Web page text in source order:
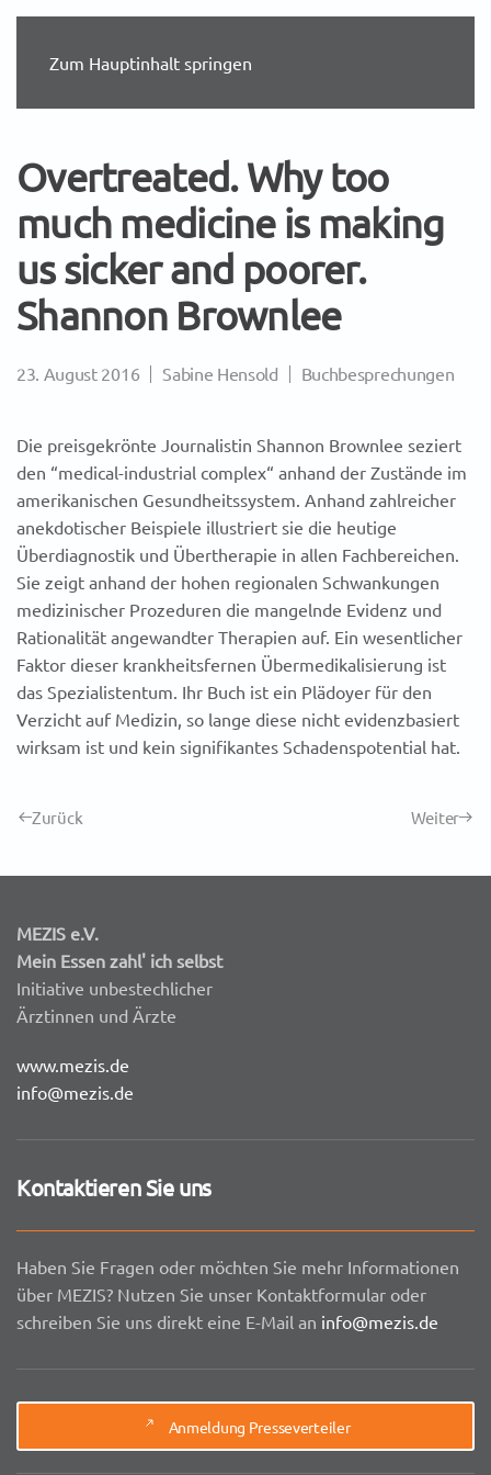
Zum Hauptinhalt springen
Overtreated. Why too
much medicine is making
us sicker and poorer.
Shannon Brownlee
23. August 2016 Sabine Hensold Buchbesprechungen
Die preisgekrönte Journalistin Shannon Brownlee seziert
den “medical-industrial complex“ anhand der Zustände im
amerikanischen Gesundheitssystem. Anhand zahlreicher
anekdotischer Beispiele illustriert sie die heutige
Überdiagnostik und Übertherapie in allen Fachbereichen.
Sie zeigt anhand der hohen regionalen Schwankungen
medizinischer Prozeduren die mangelnde Evidenz und
Rationalität angewandter Therapien auf. Ein wesentlicher
Faktor dieser krankheitsfernen Übermedikalisierung ist
das Spezialistentum. Ihr Buch ist ein Plädoyer für den
Verzicht auf Medizin, so lange diese nicht evidenzbasiert
wirksam ist und kein signifikantes Schadenspotential hat.
Zurück Weiter
MEZIS e.V.
Mein Essen zahl' ich selbst
Initiative unbestechlicher
Ärztinnen und Ärzte
www.mezis.de
info@mezis.de
Kontaktieren Sie uns
Haben Sie Fragen oder möchten Sie mehr Informationen
über MEZIS? Nutzen Sie unser Kontaktformular oder
schreiben Sie uns direkt eine E-Mail an info@mezis.de
Anmeldung Presseverteiler